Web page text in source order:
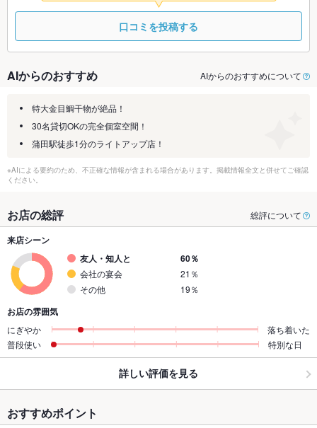
口コミを投稿する
AIからのおすすめ AIからのおすすめについて
特大金目鯛干物が絶品！
30名貸切OKの完全個室空間！
蒲田駅徒歩1分のライトアップ店！
※AIによる要約のため、不正確な情報が含まれる場合があります。掲載情報全文と併せてご確認
ください。
お店の総評 総評について
来店シーン
友人・知人と
60％
会社の宴会
21％
その他
19％
お店の雰囲気
にぎやか
落ち着いた
普段使い
特別な日
詳しい評価を見る
おすすめポイント